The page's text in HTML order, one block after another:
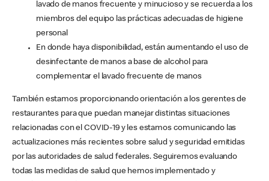
lavado de manos frecuente y minucioso y se recuerda a los
miembros del equipo las prácticas adecuadas de higiene
personal
En donde haya disponibilidad, están aumentando el uso de
desinfectante de manos a base de alcohol para
complementar el lavado frecuente de manos
También estamos proporcionando orientación a los gerentes de
restaurantes para que puedan manejar distintas situaciones
relacionadas con el COVID-19 y les estamos comunicando las
actualizaciones más recientes sobre salud y seguridad emitidas
por las autoridades de salud federales. Seguiremos evaluando
todas las medidas de salud que hemos implementado y